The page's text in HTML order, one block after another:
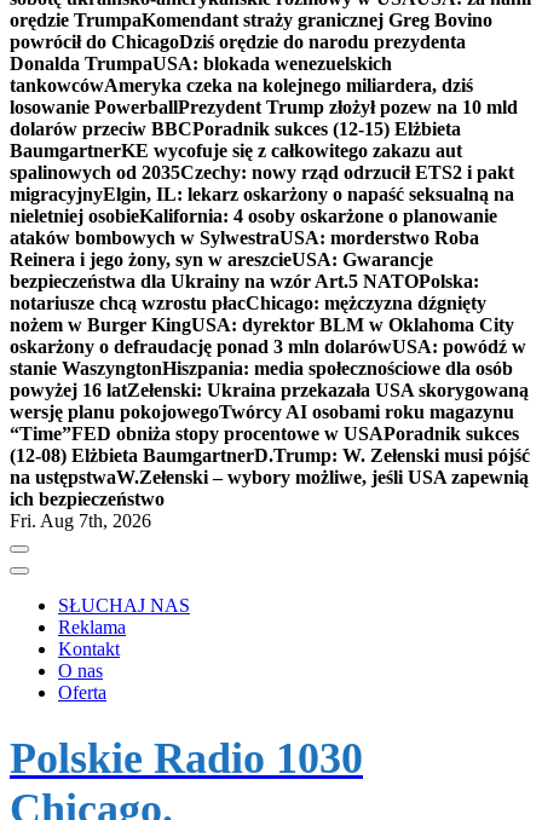
orędzie TrumpaKomendant straży granicznej Greg Bovino
powrócił do ChicagoDziś orędzie do narodu prezydenta
Donalda TrumpaUSA: blokada wenezuelskich
tankowcówAmeryka czeka na kolejnego miliardera, dziś
losowanie PowerballPrezydent Trump złożył pozew na 10 mld
dolarów przeciw BBCPoradnik sukces (12-15) Elżbieta
BaumgartnerKE wycofuje się z całkowitego zakazu aut
spalinowych od 2035Czechy: nowy rząd odrzucił ETS2 i pakt
migracyjnyElgin, IL: lekarz oskarżony o napaść seksualną na
nieletniej osobieKalifornia: 4 osoby oskarżone o planowanie
ataków bombowych w SylwestraUSA: morderstwo Roba
Reinera i jego żony, syn w areszcieUSA: Gwarancje
bezpieczeństwa dla Ukrainy na wzór Art.5 NATOPolska:
notariusze chcą wzrostu płacChicago: mężczyzna dźgnięty
nożem w Burger KingUSA: dyrektor BLM w Oklahoma City
oskarżony o defraudację ponad 3 mln dolarówUSA: powódź w
stanie WaszyngtonHiszpania: media społecznościowe dla osób
powyżej 16 latZełenski: Ukraina przekazała USA skorygowaną
wersję planu pokojowegoTwórcy AI osobami roku magazynu
“Time”FED obniża stopy procentowe w USAPoradnik sukces
(12-08) Elżbieta BaumgartnerD.Trump: W. Zełenski musi pójść
na ustępstwaW.Zełenski – wybory możliwe, jeśli USA zapewnią
ich bezpieczeństwo
Fri. Aug 7th, 2026
SŁUCHAJ NAS
Reklama
Kontakt
O nas
Oferta
Polskie Radio 1030
Chicago.